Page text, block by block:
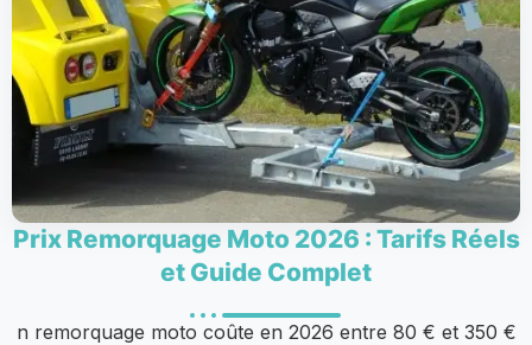
Prix Remorquage Moto 2026 : Tarifs Réels
et Guide Complet
n remorquage moto coûte en 2026 entre 80 € et 350 €